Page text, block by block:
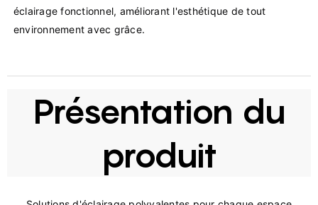
éclairage fonctionnel, améliorant l'esthétique de tout
Présentation du
produit